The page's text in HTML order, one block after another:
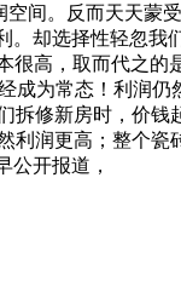
间。反而天天蒙
却选择性轻忽我
高，取而代之的
成为常态！利润
拆修新房时，价钱
润更高；整个瓷
公开报道，